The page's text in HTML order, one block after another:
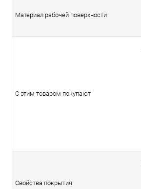
Материал рабочей поверхности
С этим товаром покупают
Свойства покрытия